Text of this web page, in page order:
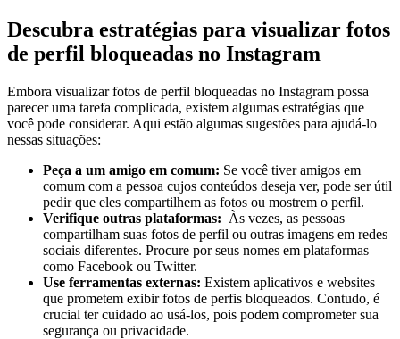
Descubra estratégias para visualizar fotos
de ‍perfil ⁣bloqueadas no Instagram
Embora visualizar fotos de perfil bloqueadas⁢ no Instagram‍ possa
parecer uma ⁣tarefa complicada, existem ​algumas estratégias que
você ⁣pode considerar. Aqui estão algumas sugestões para ​ajudá-lo
nessas situações:
Peça a um amigo em⁤ comum: Se você tiver amigos ⁢em
comum ⁣com a pessoa cujos conteúdos deseja ver, pode ser útil
pedir ⁤que eles compartilhem ⁤as fotos ou mostrem o perfil.
Verifique⁢ outras plataformas: ​ Às​ vezes,⁢ as ⁤pessoas
compartilham‍ suas fotos de perfil ou outras imagens ‍em redes
sociais diferentes. ​Procure​ por seus nomes em plataformas
como⁣ Facebook ou Twitter.
Use ferramentas externas: Existem ​aplicativos ​e websites
que prometem exibir fotos de‍ perfis bloqueados. Contudo, é
crucial ter cuidado ao usá-los, pois podem‌ comprometer sua
segurança ou privacidade.